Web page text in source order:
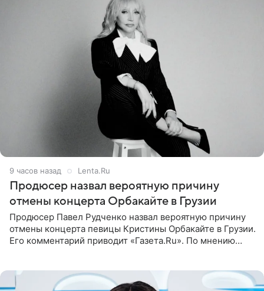
9 часов назад Lenta.Ru
Продюсер назвал вероятную причину
отмены концерта Орбакайте в Грузии
Продюсер Павел Рудченко назвал вероятную причину
отмены концерта певицы Кристины Орбакайте в Грузии.
Его комментарий приводит «Газета.Ru». По мнению